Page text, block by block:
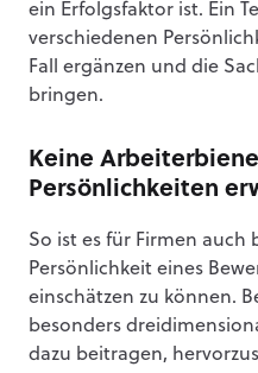
ein Erfolgsfaktor ist. Ein
verschiedenen
Fall ergänzen und die
bringen.
Keine
Persönlichkeiten
So ist es für Firmen auch
Persönlichkeit eines
einschätzen zu können.
besonders
dazu beitragen,